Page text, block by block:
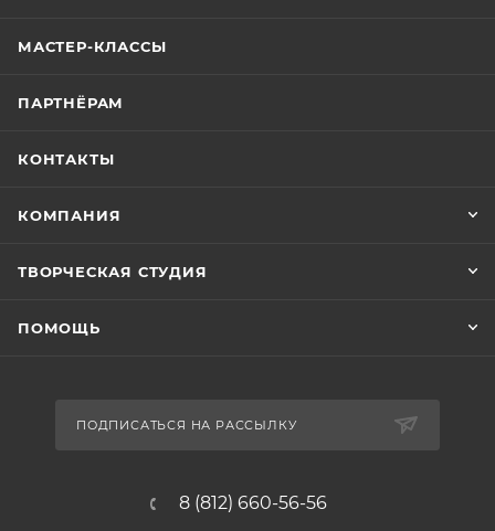
МАСТЕР-КЛАССЫ
ПАРТНЁРАМ
КОНТАКТЫ
КОМПАНИЯ
ТВОРЧЕСКАЯ СТУДИЯ
ПОМОЩЬ
ПОДПИСАТЬСЯ НА РАССЫЛКУ
8 (812) 660-56-56